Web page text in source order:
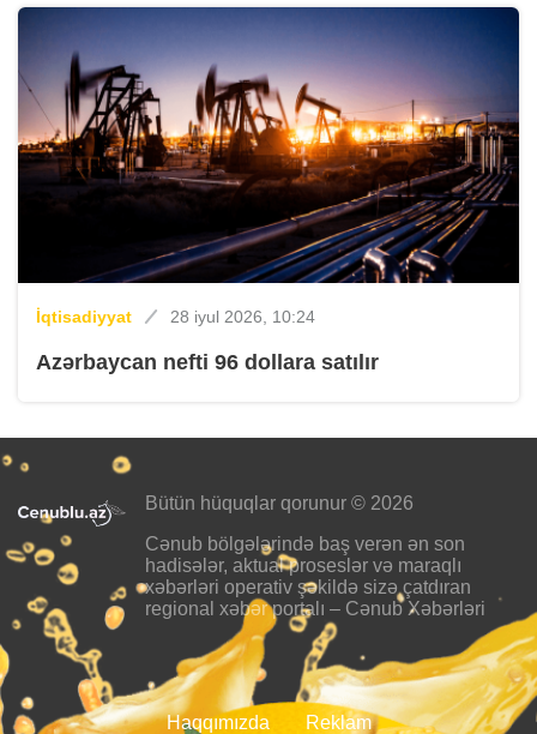
İqtisadiyyat 28 iyul 2026, 10:24
Azərbaycan nefti 96 dollara satılır
Bütün hüquqlar qorunur © 2026
Cənub bölgələrində baş verən ən son
hadisələr, aktual proseslər və maraqlı
xəbərləri operativ şəkildə sizə çatdıran
regional xəbər portalı – Cənub Xəbərləri
Haqqımızda Reklam